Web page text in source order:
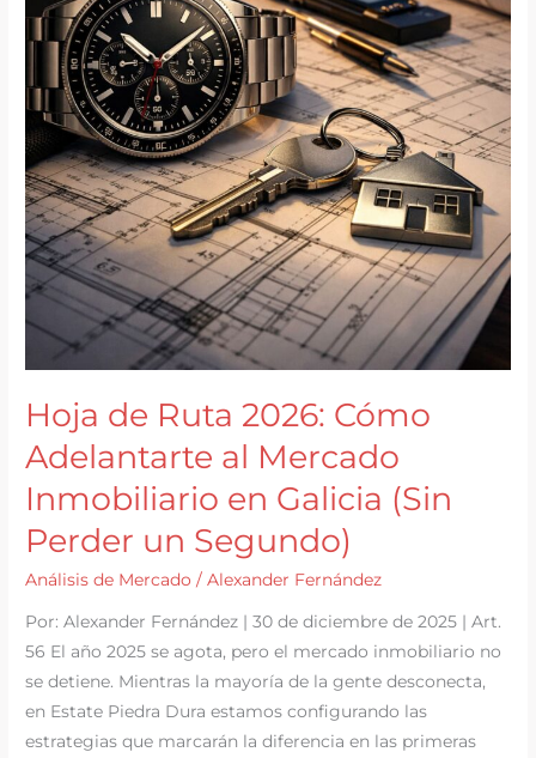
Hoja de Ruta 2026: Cómo
Adelantarte al Mercado
Inmobiliario en Galicia (Sin
Perder un Segundo)
Análisis de Mercado /Alexander Fernández
Por: Alexander Fernández | 30 de diciembre de 2025 | Art.
56 El año 2025 se agota, pero el mercado inmobiliario no
se detiene. Mientras la mayoría de la gente desconecta,
en Estate Piedra Dura estamos configurando las
estrategias que marcarán la diferencia en las primeras